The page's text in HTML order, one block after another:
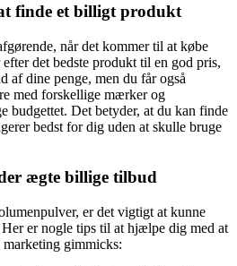
finde et billigt produkt
når det kommer til at købe
det bedste produkt til en god pris,
af dine penge, men du får også
med forskellige mærker og
budgettet. Det betyder, at du kan finde
bedst for dig uden at skulle bruge
ægte billige tilbud
er det vigtigt at kunne
er nogle tips til at hjælpe dig med at
gimmicks: